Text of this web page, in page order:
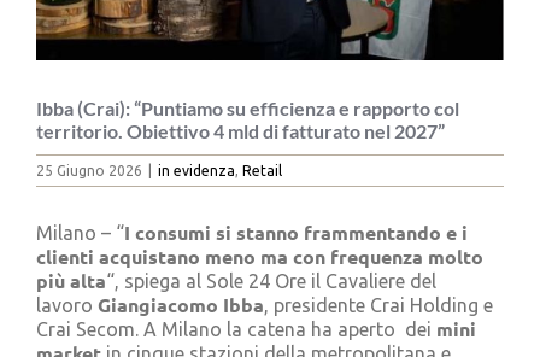
NEWSLETTER
CATEGORIE
CONTATTI
Cerca
per:
Ibba (Crai): “Puntiamo su efficienza e rapporto col
territorio. Obiettivo 4 mld di fatturato nel 2027”
25 Giugno 2026 in evidenza, Retail
Milano – “I consumi si stanno frammentando e i
clienti acquistano meno ma con frequenza molto
più alta“, spiega al Sole 24 Ore il Cavaliere del
lavoro Giangiacomo Ibba, presidente Crai Holding e
Crai Secom. A Milano la catena ha aperto dei mini